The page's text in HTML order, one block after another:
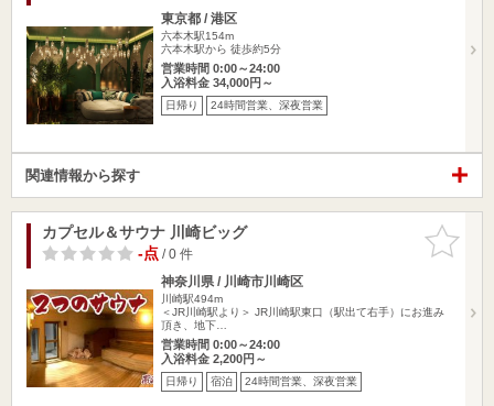
東京都 / 港区
六本木駅154m
六本木駅から 徒歩約5分
営業時間 0:00～24:00
入浴料金 34,000円～
日帰り 24時間営業、深夜営業
関連情報から探す
お気に入
りに追加
カプセル＆サウナ 川崎ビッグ
-点/ 0 件
神奈川県 / 川崎市川崎区
川崎駅494m
＜JR川崎駅より＞ JR川崎駅東口（駅出て右手）にお進み
頂き、地下…
営業時間 0:00～24:00
入浴料金 2,200円～
日帰り 宿泊 24時間営業、深夜営業